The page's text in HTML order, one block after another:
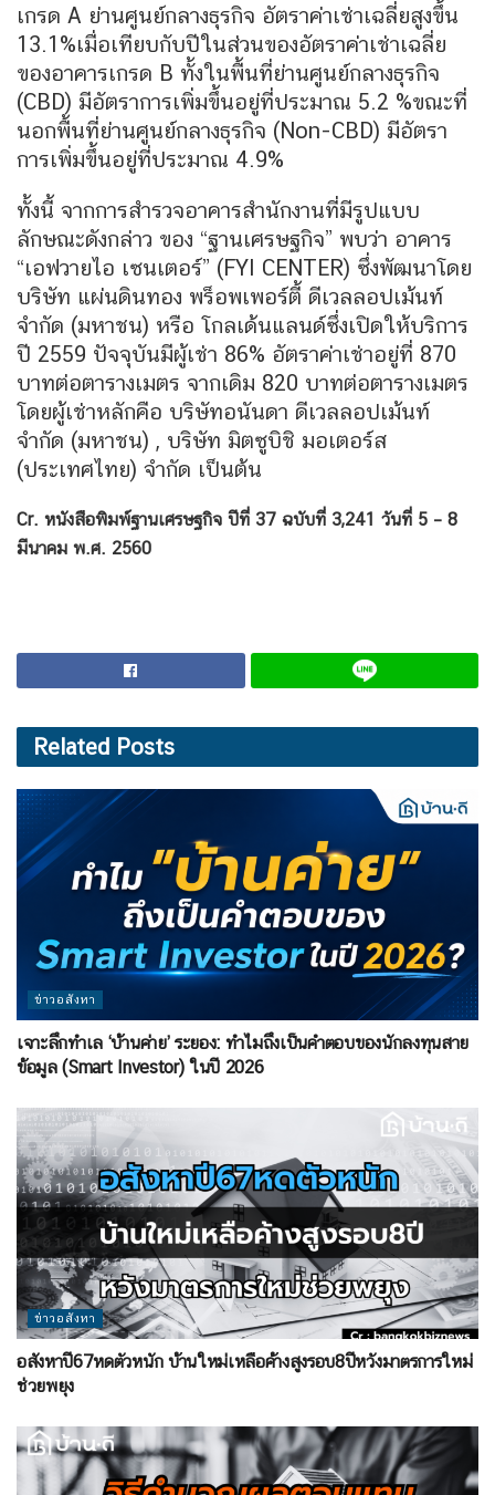
เกรด A ย่านศูนย์กลางธุรกิจ อัตราค่าเช่าเฉลี่ยสูงขึ้น
13.1%เมื่อเทียบกับปีในส่วนของอัตราค่าเช่าเฉลี่ย
ของอาคารเกรด B ทั้งในพื้นที่ย่านศูนย์กลางธุรกิจ
(CBD) มีอัตราการเพิ่มขึ้นอยู่ที่ประมาณ 5.2 %ขณะที่
นอกพื้นที่ย่านศูนย์กลางธุรกิจ (Non-CBD) มีอัตรา
การเพิ่มขึ้นอยู่ที่ประมาณ 4.9%
ทั้งนี้ จากการสำรวจอาคารสำนักงานที่มีรูปแบบ
ลักษณะดังกล่าว ของ “ฐานเศรษฐกิจ” พบว่า อาคาร
“เอฟวายไอ เซนเตอร์” (FYI CENTER) ซึ่งพัฒนาโดย
บริษัท แผ่นดินทอง พร็อพเพอร์ตี้ ดีเวลลอปเม้นท์
จำกัด (มหาชน) หรือ โกลเด้นแลนด์ซึ่งเปิดให้บริการ
ปี 2559 ปัจจุบันมีผู้เช่า 86% อัตราค่าเช่าอยู่ที่ 870
บาทต่อตารางเมตร จากเดิม 820 บาทต่อตารางเมตร
โดยผู้เช่าหลักคือ บริษัทอนันดา ดีเวลลอปเม้นท์
จำกัด (มหาชน) , บริษัท มิตซูบิชิ มอเตอร์ส
(ประเทศไทย) จำกัด เป็นต้น
Cr. หนังสือพิมพ์ฐานเศรษฐกิจ ปีที่ 37 ฉบับที่ 3,241 วันที่ 5 – 8
มีนาคม พ.ศ. 2560
Related Posts
ข่าวอสังหา
เจาะลึกทำเล ‘บ้านค่าย’ ระยอง: ทำไมถึงเป็นคำตอบของนักลงทุนสาย
ข้อมูล (Smart Investor) ในปี 2026
ข่าวอสังหา
อสังหาปี67หดตัวหนัก บ้านใหม่เหลือค้างสูงรอบ8ปีหวังมาตรการใหม่
ช่วยพยุง